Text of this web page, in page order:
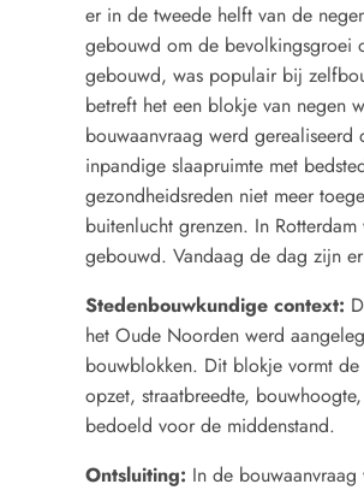
er in de tweede helft van de
gebouwd om de bevolkingsgroei
gebouwd, was populair bij
betreft het een blokje van negen
bouwaanvraag werd
inpandige slaapruimte met
gezondheidsreden niet meer
buitenlucht grenzen. In
gebouwd. Vandaag de dag zijn
Stedenbouwkundige context:
het Oude Noorden werd
bouwblokken. Dit blokje vormt
opzet, straatbreedte,
bedoeld voor de middenstand.
Ontsluiting: In de